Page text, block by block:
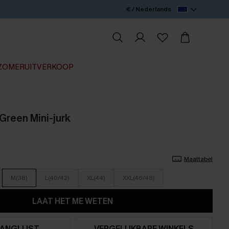
€ / Nederlands
Mini-jurk
Maattabel
M(38) L(40/42) XL(44) XXL(46/48)
LAAT HET ME WETEN